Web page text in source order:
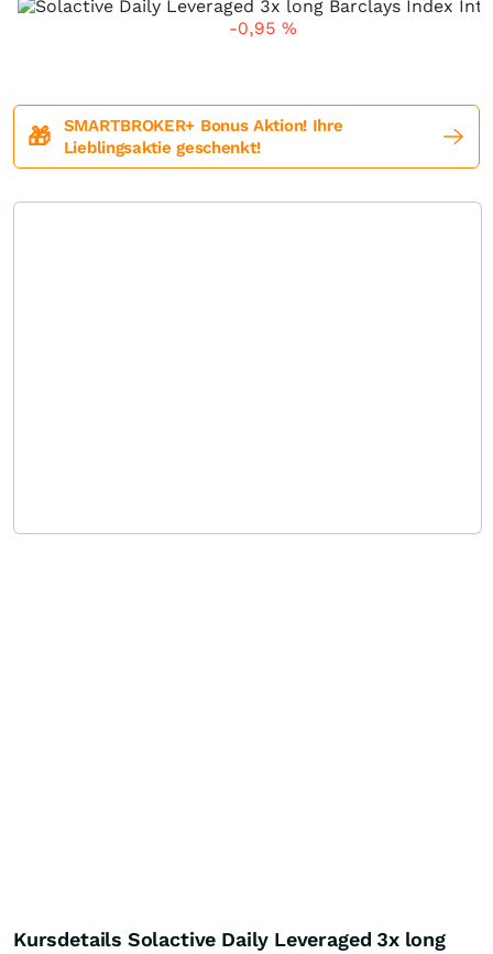
-0,95 %
🎁
SMARTBROKER+ Bonus Aktion! Ihre
Lieblingsaktie geschenkt!
Kursdetails Solactive Daily Leveraged 3x long